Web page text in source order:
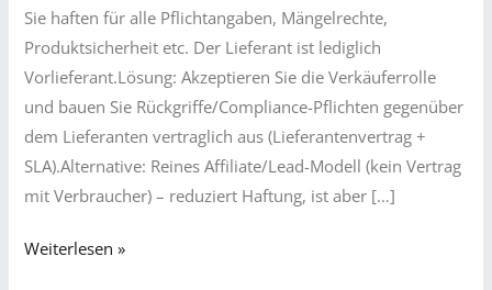
Sie haften für alle Pflichtangaben, Mängelrechte,
Produktsicherheit etc. Der Lieferant ist lediglich
Vorlieferant.Lösung: Akzeptieren Sie die Verkäuferrolle
und bauen Sie Rückgriffe/Compliance-Pflichten gegenüber
dem Lieferanten vertraglich aus (Lieferantenvertrag +
SLA).Alternative: Reines Affiliate/Lead-Modell (kein Vertrag
mit Verbraucher) – reduziert Haftung, ist aber […]
Fallstricke
Weiterlesen »